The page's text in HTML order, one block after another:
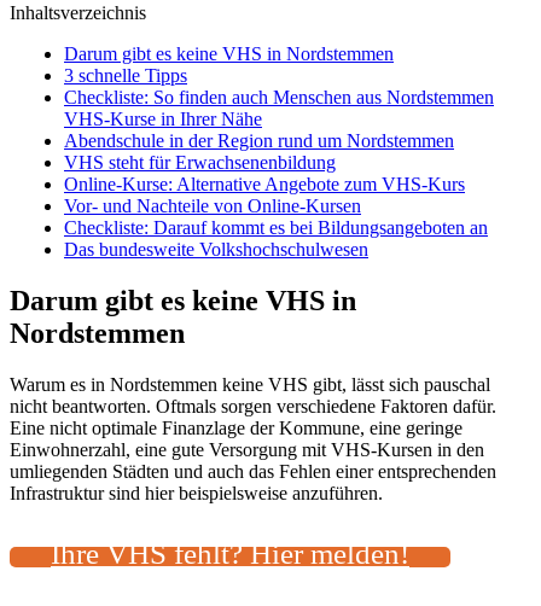
Inhaltsverzeichnis
Darum gibt es keine VHS in Nordstemmen
3 schnelle Tipps
Checkliste: So finden auch Menschen aus Nordstemmen
VHS-Kurse in Ihrer Nähe
Abendschule in der Region rund um Nordstemmen
VHS steht für Erwachsenenbildung
Online-Kurse: Alternative Angebote zum VHS-Kurs
Vor- und Nachteile von Online-Kursen
Checkliste: Darauf kommt es bei Bildungsangeboten an
Das bundesweite Volkshochschulwesen
Darum gibt es keine VHS in
Nordstemmen
Warum es in Nordstemmen keine VHS gibt, lässt sich pauschal
nicht beantworten. Oftmals sorgen verschiedene Faktoren dafür.
Eine nicht optimale Finanzlage der Kommune, eine geringe
Einwohnerzahl, eine gute Versorgung mit VHS-Kursen in den
umliegenden Städten und auch das Fehlen einer entsprechenden
Infrastruktur sind hier beispielsweise anzuführen.
Ihre VHS fehlt? Hier melden!